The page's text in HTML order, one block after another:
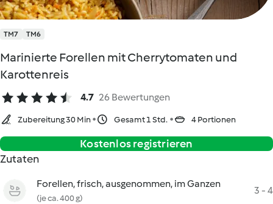
TM7 TM6
Marinierte Forellen mit Cherrytomaten und
Karottenreis
4.7 26 Bewertungen
Zubereitung 30 Min Gesamt 1 Std. 4 Portionen
Kostenlos registrieren
Zutaten
Forellen, frisch, ausgenommen, im Ganzen
(je ca. 400 g)
3 - 4